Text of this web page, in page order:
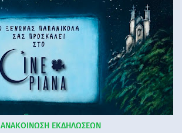
ΑΝΑΚΟΙΝΩΣΗ ΕΚΔΗΛΩΣΕΩΝ